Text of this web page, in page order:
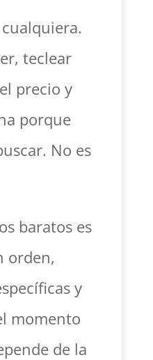
teclear
precio y
porque
No es
baratos es
orden,
y
momento
de la